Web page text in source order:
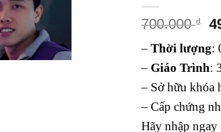
700.000₫
– Thời lượng:
– Giáo Trình:
– Sở hữu khóa
– Cấp chứng
Hãy nhập ngay